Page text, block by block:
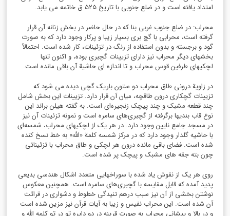
امتداد یافته‌ است‌ و در ضلع‌ جنوبی‌ با تاریخ‌ ۵۲۵ ق خاتمه‌ می‌ یابد.
محراب‌: در ضلع‌ جنوب‌ غربی‌ بنا که در حال حاضر در بخش زنانه آن قرار
گرفته است، محرابی‌ با گچ‌ بری‌ بسیار زیبا و پرکار وجود دارد که‌ به‌ صورت‌
گود و برجسته‌ و بدون‌ استفاده‌ از رنگ‌ در تزئینات‌، کار شده‌ است‌. احتمالاً
بخشهای‌ دیگر محراب‌ نیز دارای‌ تزیینات‌ گچبری‌ بوده‌، و اکنون‌ تنها
لچکیهای‌ طرفین‌ قوس‌ محراب‌ و تا اندازه‌ ای‌ حاشیة آن‌ باقی‌ مانده‌ است‌.
در زاویة درونی‌ طاق‌ محراب‌ دو ستون‌ باریک‌ گچی‌ دیده‌ می ‌شود که‌
تزیینات‌ گچکاری‌ درون‌ طاقچه‌، میان‌ آن‌ قرار دارد. تزیینات‌ این‌ بخش‌ شامل‌
چند قطعه مشبک‌ و چند پیچک‌ زنجیره‌ای‌ است‌. به‌ گفته هیلن‌ براند این‌
نوع‌ قاب‌ بندیها برگرفته‌ از گچبری‌های‌ سامره‌ است‌ و نمونه تزئینات‌ آن‌ نیز
در مسجد جامع‌ نایین‌ وجود دارد. در هر یک‌ از لچکیهای‌ محراب‌، شمسه‌ای‌
با حاشیه گلدار وجود دارد که‌ در مرکز شمسه‌ کلمة «الله‌» به‌ خط نسخ‌ کنده‌
شده‌ است‌. فضای‌ باقی‌ مانده درون‌ هر لچکی‌ و طاق‌ محراب‌ با تزئیناتی‌
چون‌ بته‌ جقه‌ های‌ مشبک‌ و پیچک‌ پر شده‌ است‌.
روی‌ هر یک‌ از نقوش‌ یاد شده‌ با سوراخهایی‌ متعدد اشکال‌ هندسی‌ بدیعی‌
پدید آمده‌ که‌ قابل‌ مقایسه‌ با گچبری‌های‌ سامره‌ است‌. همچنین‌ معکوس‌
نوشتن‌ بخشی‌ از آن‌ نیز سبب‌ درهم‌ تنیدگی‌ خطوط و دشواری‌ در قرائت‌
آن‌ شده‌ است‌. این محراب نفیس و زیبا به آیات قرآن نیز مزین شده است
و در بالا و پیشانی محراب به صورت قرینه در دو دایره تو در تو کلمه الله و